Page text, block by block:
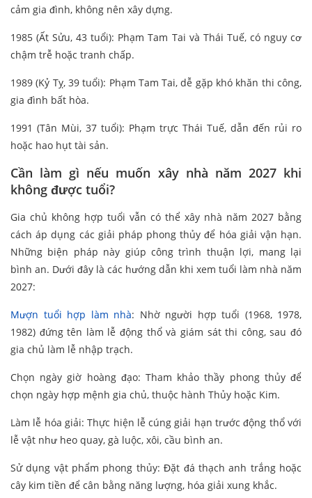
cảm gia đình, không nên xây dựng.
1985 (Ất Sửu, 43 tuổi): Phạm Tam Tai và Thái Tuế, có nguy cơ
chậm trễ hoặc tranh chấp.
1989 (Kỷ Tỵ, 39 tuổi): Phạm Tam Tai, dễ gặp khó khăn thi công,
gia đình bất hòa.
1991 (Tân Mùi, 37 tuổi): Phạm trực Thái Tuế, dẫn đến rủi ro
hoặc hao hụt tài sản.
Cần làm gì nếu muốn xây nhà năm 2027 khi
không được tuổi?
Gia chủ không hợp tuổi vẫn có thể xây nhà năm 2027 bằng
cách áp dụng các giải pháp phong thủy để hóa giải vận hạn.
Những biện pháp này giúp công trình thuận lợi, mang lại
bình an. Dưới đây là các hướng dẫn khi xem tuổi làm nhà năm
2027:
Mượn tuổi hợp làm nhà: Nhờ người hợp tuổi (1968, 1978,
1982) đứng tên làm lễ động thổ và giám sát thi công, sau đó
gia chủ làm lễ nhập trạch.
Chọn ngày giờ hoàng đạo: Tham khảo thầy phong thủy để
chọn ngày hợp mệnh gia chủ, thuộc hành Thủy hoặc Kim.
Làm lễ hóa giải: Thực hiện lễ cúng giải hạn trước động thổ với
lễ vật như heo quay, gà luộc, xôi, cầu bình an.
Sử dụng vật phẩm phong thủy: Đặt đá thạch anh trắng hoặc
cây kim tiền để cân bằng năng lượng, hóa giải xung khắc.